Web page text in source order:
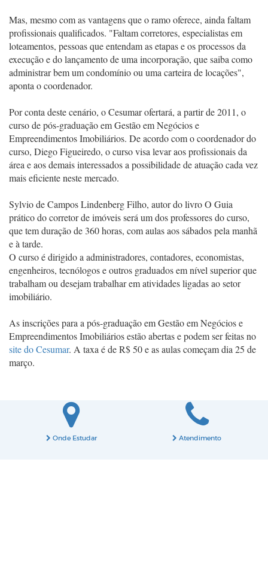
Mas, mesmo com as vantagens que o ramo oferece, ainda faltam
profissionais qualificados. "Faltam corretores, especialistas em
loteamentos, pessoas que entendam as etapas e os processos da
execução e do lançamento de uma incorporação, que saiba como
administrar bem um condomínio ou uma carteira de locações",
aponta o coordenador.
Por conta deste cenário, o Cesumar ofertará, a partir de 2011, o
curso de pós-graduação em Gestão em Negócios e
Empreendimentos Imobiliários. De acordo com o coordenador do
curso, Diego Figueiredo, o curso visa levar aos profissionais da
área e aos demais interessados a possibilidade de atuação cada vez
mais eficiente neste mercado.
Sylvio de Campos Lindenberg Filho, autor do livro O Guia
prático do corretor de imóveis será um dos professores do curso,
que tem duração de 360 horas, com aulas aos sábados pela manhã
e à tarde.
O curso é dirigido a administradores, contadores, economistas,
engenheiros, tecnólogos e outros graduados em nível superior que
trabalham ou desejam trabalhar em atividades ligadas ao setor
imobiliário.
As inscrições para a pós-graduação em Gestão em Negócios e
Empreendimentos Imobiliários estão abertas e podem ser feitas no
site do Cesumar. A taxa é de R$ 50 e as aulas começam dia 25 de
março.
Onde Estudar Atendimento